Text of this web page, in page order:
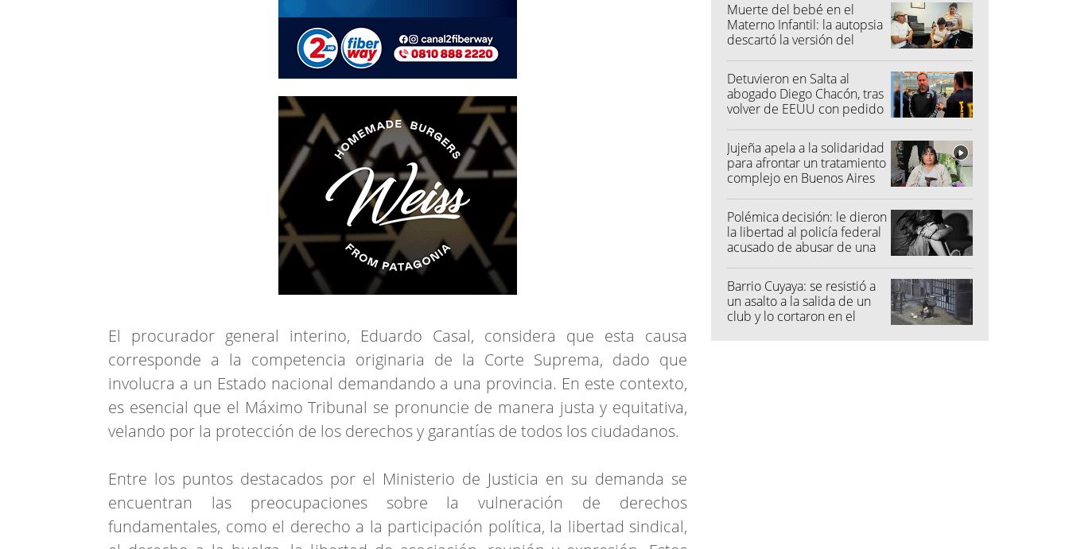
El procurador general interino, Eduardo Casal, considera que esta causa
corresponde a la competencia originaria de la Corte Suprema, dado que
involucra a un Estado nacional demandando a una provincia. En este contexto,
es esencial que el Máximo Tribunal se pronuncie de manera justa y equitativa,
velando por la protección de los derechos y garantías de todos los ciudadanos.
Entre los puntos destacados por el Ministerio de Justicia en su demanda se
encuentran las preocupaciones sobre la vulneración de derechos
fundamentales, como el derecho a la participación política, la libertad sindical,
Muerte del bebé en el
Materno Infantil: la autopsia
descartó la versión del
Detuvieron en Salta al
abogado Diego Chacón, tras
volver de EEUU con pedido
Jujeña apela a la solidaridad
para afrontar un tratamiento
complejo en Buenos Aires
Polémica decisión: le dieron
la libertad al policía federal
acusado de abusar de una
Barrio Cuyaya: se resistió a
un asalto a la salida de un
club y lo cortaron en el